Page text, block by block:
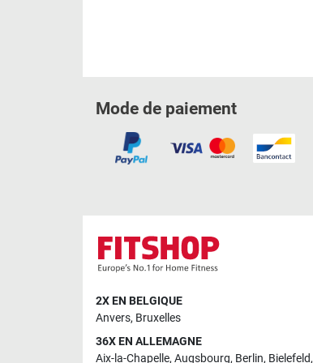
Mode de paiement
2X EN BELGIQUE
Anvers, Bruxelles
36X EN ALLEMAGNE
Aix-la-Chapelle, Augsbourg, Berlin, Bielefeld,